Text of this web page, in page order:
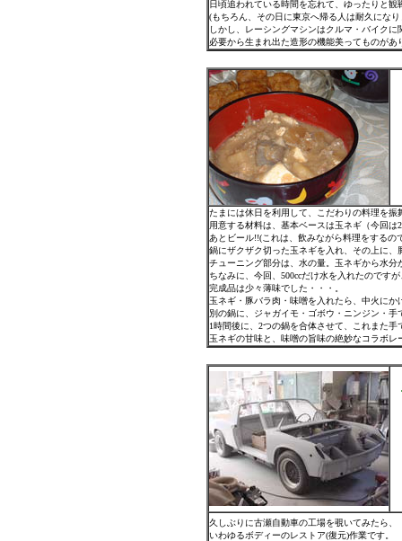
日頃追われている時間を忘れて、ゆったりと
(もちろん、その日に東京へ帰る人は耐久になり
しかし、レーシングマシンはクルマ・バイク
必要から生まれ出た造形の機能美ってものがあ
たまには休日を利用して、こだわりの料理を振
用意する材料は、基本ベースは玉ネギ（今回は
あとビール!!(これは、飲みながら料理をする
鍋にザクザク切った玉ネギを入れ、その上に
チューニング部分は、水の量。玉ネギから水
ちなみに、今回、500ccだけ水を入れたのです
完成品は少々薄味でした・・・。
玉ネギ・豚バラ肉・味噌を入れたら、中火にか
別の鍋に、ジャガイモ・ゴボウ・ニンジン・
1時間後に、2つの鍋を合体させて、これまた手
玉ネギの甘味と、味噌の旨味の絶妙なコラボ
久しぶりに古瀬自動車の工場を覗いてみたら
いわゆるボディーのレストア(復元)作業です。